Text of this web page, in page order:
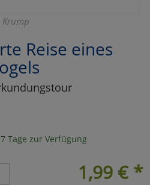
Krump
Reise eines
Tage zur Verfügung
1,99 € *
speichern